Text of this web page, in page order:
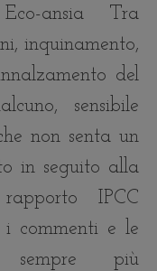
inquinamento,
del
sensibile
non senta un
in seguito alla
IPCC
i commenti e le
più